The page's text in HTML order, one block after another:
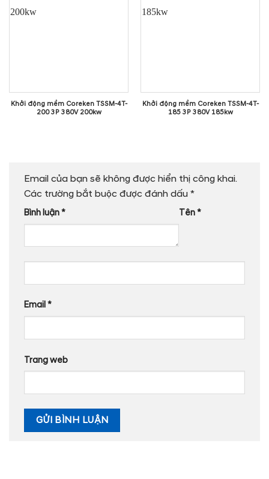
Khởi động mềm Coreken TSSM-4T-
200 3P 380V 200kw
Khởi động mềm Coreken TSSM-4T-
185 3P 380V 185kw
Email của bạn sẽ không được hiển thị công khai.
Các trường bắt buộc được đánh dấu *
Bình luận* Tên*
Email*
Trang web